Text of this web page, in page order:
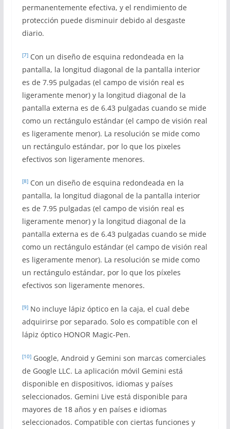
permanentemente efectiva, y el rendimiento de
protección puede disminuir debido al desgaste
diario.
[7]Con un diseño de esquina redondeada en la
pantalla, la longitud diagonal de la pantalla interior
es de 7.95 pulgadas (el campo de visión real es
ligeramente menor) y la longitud diagonal de la
pantalla externa es de 6.43 pulgadas cuando se mide
como un rectángulo estándar (el campo de visión real
es ligeramente menor). La resolución se mide como
un rectángulo estándar, por lo que los pixeles
efectivos son ligeramente menores.
[8]Con un diseño de esquina redondeada en la
pantalla, la longitud diagonal de la pantalla interior
es de 7.95 pulgadas (el campo de visión real es
ligeramente menor) y la longitud diagonal de la
pantalla externa es de 6.43 pulgadas cuando se mide
como un rectángulo estándar (el campo de visión real
es ligeramente menor). La resolución se mide como
un rectángulo estándar, por lo que los píxeles
efectivos son ligeramente menores.
[9]No incluye lápiz óptico en la caja, el cual debe
adquirirse por separado. Solo es compatible con el
lápiz óptico HONOR Magic-Pen.
[10]Google, Android y Gemini son marcas comerciales
de Google LLC. La aplicación móvil Gemini está
disponible en dispositivos, idiomas y países
seleccionados. Gemini Live está disponible para
mayores de 18 años y en países e idiomas
seleccionados. Compatible con ciertas funciones y